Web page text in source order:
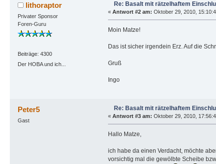
lithoraptor
Privater Sponsor
Foren-Guru
Beiträge: 4300
Der HOBA und ich...
Re: Basalt mit rätzelhaftem
« Antwort #2 am: Oktober 29, 2010,
Moin Matze!
Das ist sicher irgendein Erz. Auf die
Gruß
Ingo
Peter5
Gast
Re: Basalt mit rätzelhaftem
« Antwort #3 am: Oktober 29, 2010,
Hallo Matze,
ich habe da einen Verdacht, möchte
vorsichtig mal die gewölbte Scheibe